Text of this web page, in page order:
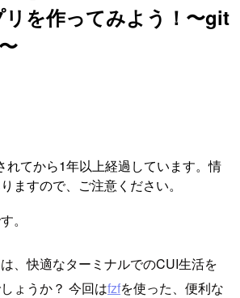
を作ってみよう！〜git
れてから1年以上経過しています。情
ますので、ご注意ください。
。
、快適なターミナルでのCUI生活を
ょうか？ 今回はfzfを使った、便利な